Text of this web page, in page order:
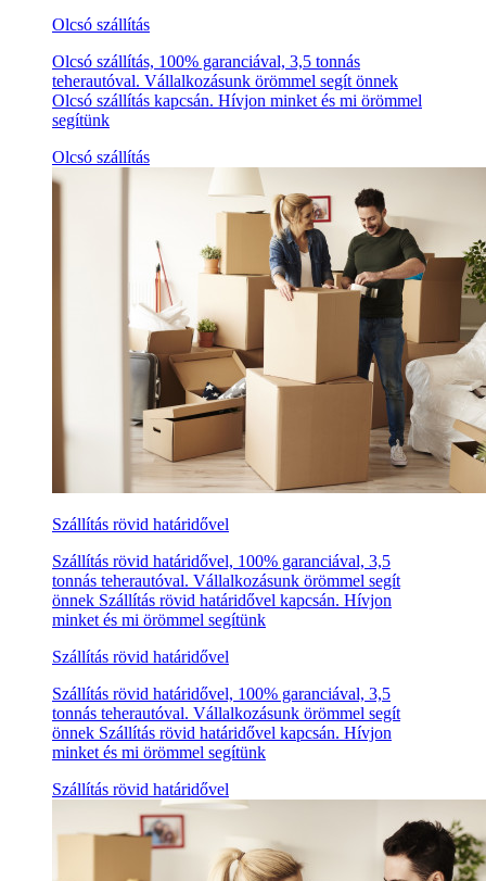
Olcsó szállítás
Olcsó szállítás, 100% garanciával, 3,5 tonnás
teherautóval. Vállalkozásunk örömmel segít önnek
Olcsó szállítás kapcsán. Hívjon minket és mi örömmel
segítünk
Olcsó szállítás
Szállítás rövid határidővel
Szállítás rövid határidővel, 100% garanciával, 3,5
tonnás teherautóval. Vállalkozásunk örömmel segít
önnek Szállítás rövid határidővel kapcsán. Hívjon
minket és mi örömmel segítünk
Szállítás rövid határidővel
Szállítás rövid határidővel, 100% garanciával, 3,5
tonnás teherautóval. Vállalkozásunk örömmel segít
önnek Szállítás rövid határidővel kapcsán. Hívjon
minket és mi örömmel segítünk
Szállítás rövid határidővel